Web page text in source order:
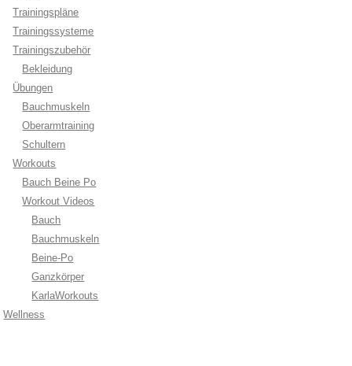
Trainingspläne
Trainingssysteme
Trainingszubehör
Bekleidung
Übungen
Bauchmuskeln
Oberarmtraining
Schultern
Workouts
Bauch Beine Po
Workout Videos
Bauch
Bauchmuskeln
Beine-Po
Ganzkörper
KarlaWorkouts
Wellness